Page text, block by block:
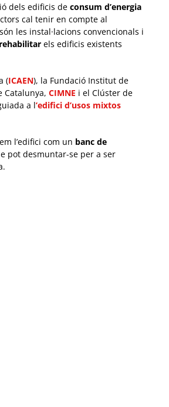
dels edificis de consum d’energia
cal tenir en compte al
les instal·lacions convencionals i
rehabilitar els edificis existents
(ICAEN), la Fundació Institut de
Catalunya, CIMNE i el Clúster de
a l’edifici d’usos mixtos
l’edifici com un banc de
pot desmuntar-se per a ser